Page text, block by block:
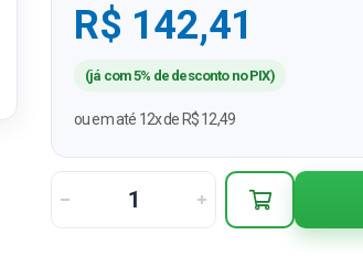
R$ 142,41
(já com 5% de desconto no PIX)
ou em até 12x de R$ 12,49